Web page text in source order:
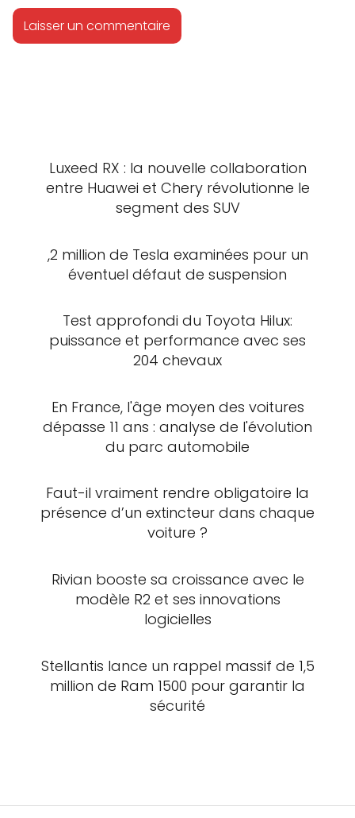
Luxeed RX : la nouvelle collaboration
entre Huawei et Chery révolutionne le
segment des SUV
,2 million de Tesla examinées pour un
éventuel défaut de suspension
Test approfondi du Toyota Hilux:
puissance et performance avec ses
204 chevaux
En France, l'âge moyen des voitures
dépasse 11 ans : analyse de l'évolution
du parc automobile
Faut-il vraiment rendre obligatoire la
présence d’un extincteur dans chaque
voiture ?
Rivian booste sa croissance avec le
modèle R2 et ses innovations
logicielles
Stellantis lance un rappel massif de 1,5
million de Ram 1500 pour garantir la
sécurité